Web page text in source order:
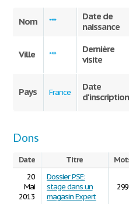
Nom ***
Date de
naissance
Ville ***
Dernière
visite
Pays France
Date
d'inscription
Dons
Date Titre
20
Mai
2013
Dossier PSE:
stage dans un
magasin Expert
299